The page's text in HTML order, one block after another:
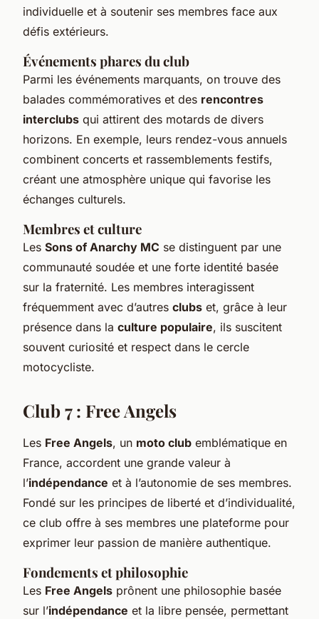
individuelle et à soutenir ses membres face aux
défis extérieurs.
Événements phares du club
Parmi les événements marquants, on trouve des
balades commémoratives et des rencontres
interclubs qui attirent des motards de divers
horizons. En exemple, leurs rendez-vous annuels
combinent concerts et rassemblements festifs,
créant une atmosphère unique qui favorise les
échanges culturels.
Membres et culture
Les Sons of Anarchy MC se distinguent par une
communauté soudée et une forte identité basée
sur la fraternité. Les membres interagissent
fréquemment avec d’autres clubs et, grâce à leur
présence dans la culture populaire, ils suscitent
souvent curiosité et respect dans le cercle
motocycliste.
Club 7 : Free Angels
Les Free Angels, un moto club emblématique en
France, accordent une grande valeur à
l’indépendance et à l’autonomie de ses membres.
Fondé sur les principes de liberté et d’individualité,
ce club offre à ses membres une plateforme pour
exprimer leur passion de manière authentique.
Fondements et philosophie
Les Free Angels prônent une philosophie basée
sur l’indépendance et la libre pensée, permettant